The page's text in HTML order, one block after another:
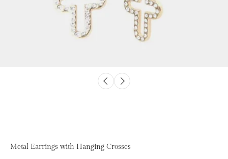
Metal Earrings with Hanging Crosses